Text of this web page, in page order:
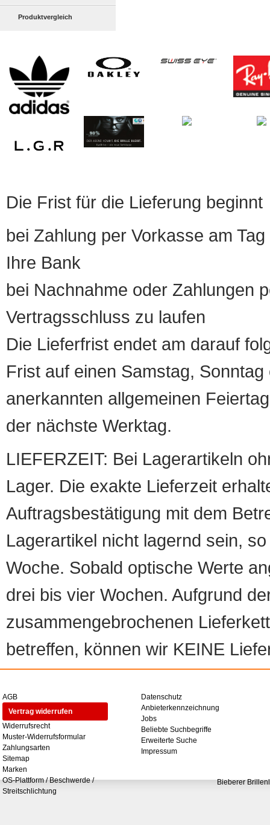
Produktvergleich
Die Frist für die Lieferung beginnt
bei Zahlung per Vorkasse am
Ihre Bank
bei Nachnahme oder Zahlungen
Vertragsschluss zu laufen
Die Lieferfrist endet am darauf
Frist auf einen Samstag,
anerkannten allgemeinen
der nächste Werktag.
LIEFERZEIT: Bei Lagerartikeln
Lager. Die exakte Lieferzeit
Auftragsbestätigung mit dem
Lagerartikel nicht lagernd sein,
Woche. Sobald optische Werte
drei bis vier Wochen. Aufgrund
zusammengebrochenen
betreffen, können wir KEINE
AGB
Vertrag widerrufen
Widerrufsrecht
Muster-Widerrufsformular
Zahlungsarten
Sitemap
Marken
OS-Plattform / Beschwerde /
Streitschlichtung
Datenschutz
Anbieterkennzeichnung
Jobs
Beliebte Suchbegriffe
Erweiterte Suche
Impressum
Bieberer